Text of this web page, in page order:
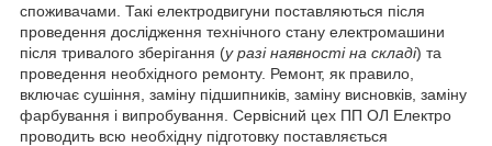
споживачами. Такі електродвигуни поставляються після
проведення дослідження технічного стану електромашини
після тривалого зберігання (у разі наявності на складі) та
проведення необхідного ремонту. Ремонт, як правило,
включає сушіння, заміну підшипників, заміну висновків, заміну
фарбування і випробування. Сервісний цех ПП ОЛ Електро
проводить всю необхідну підготовку поставляється